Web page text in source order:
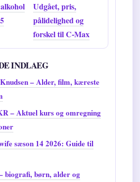
Udgået, pris,
pålidelighed og
forskel til C-Max
INDLAEG
– Alder, film, kæreste
– Aktuel kurs og omregning
sæson 14 2026: Guide til
biografi, børn, alder og